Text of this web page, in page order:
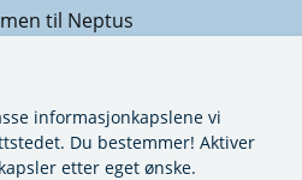
til Neptus
informasjonkapslene vi
Du bestemmer! Aktiver
etter eget ønske.